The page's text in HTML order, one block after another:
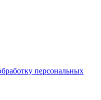
персональных